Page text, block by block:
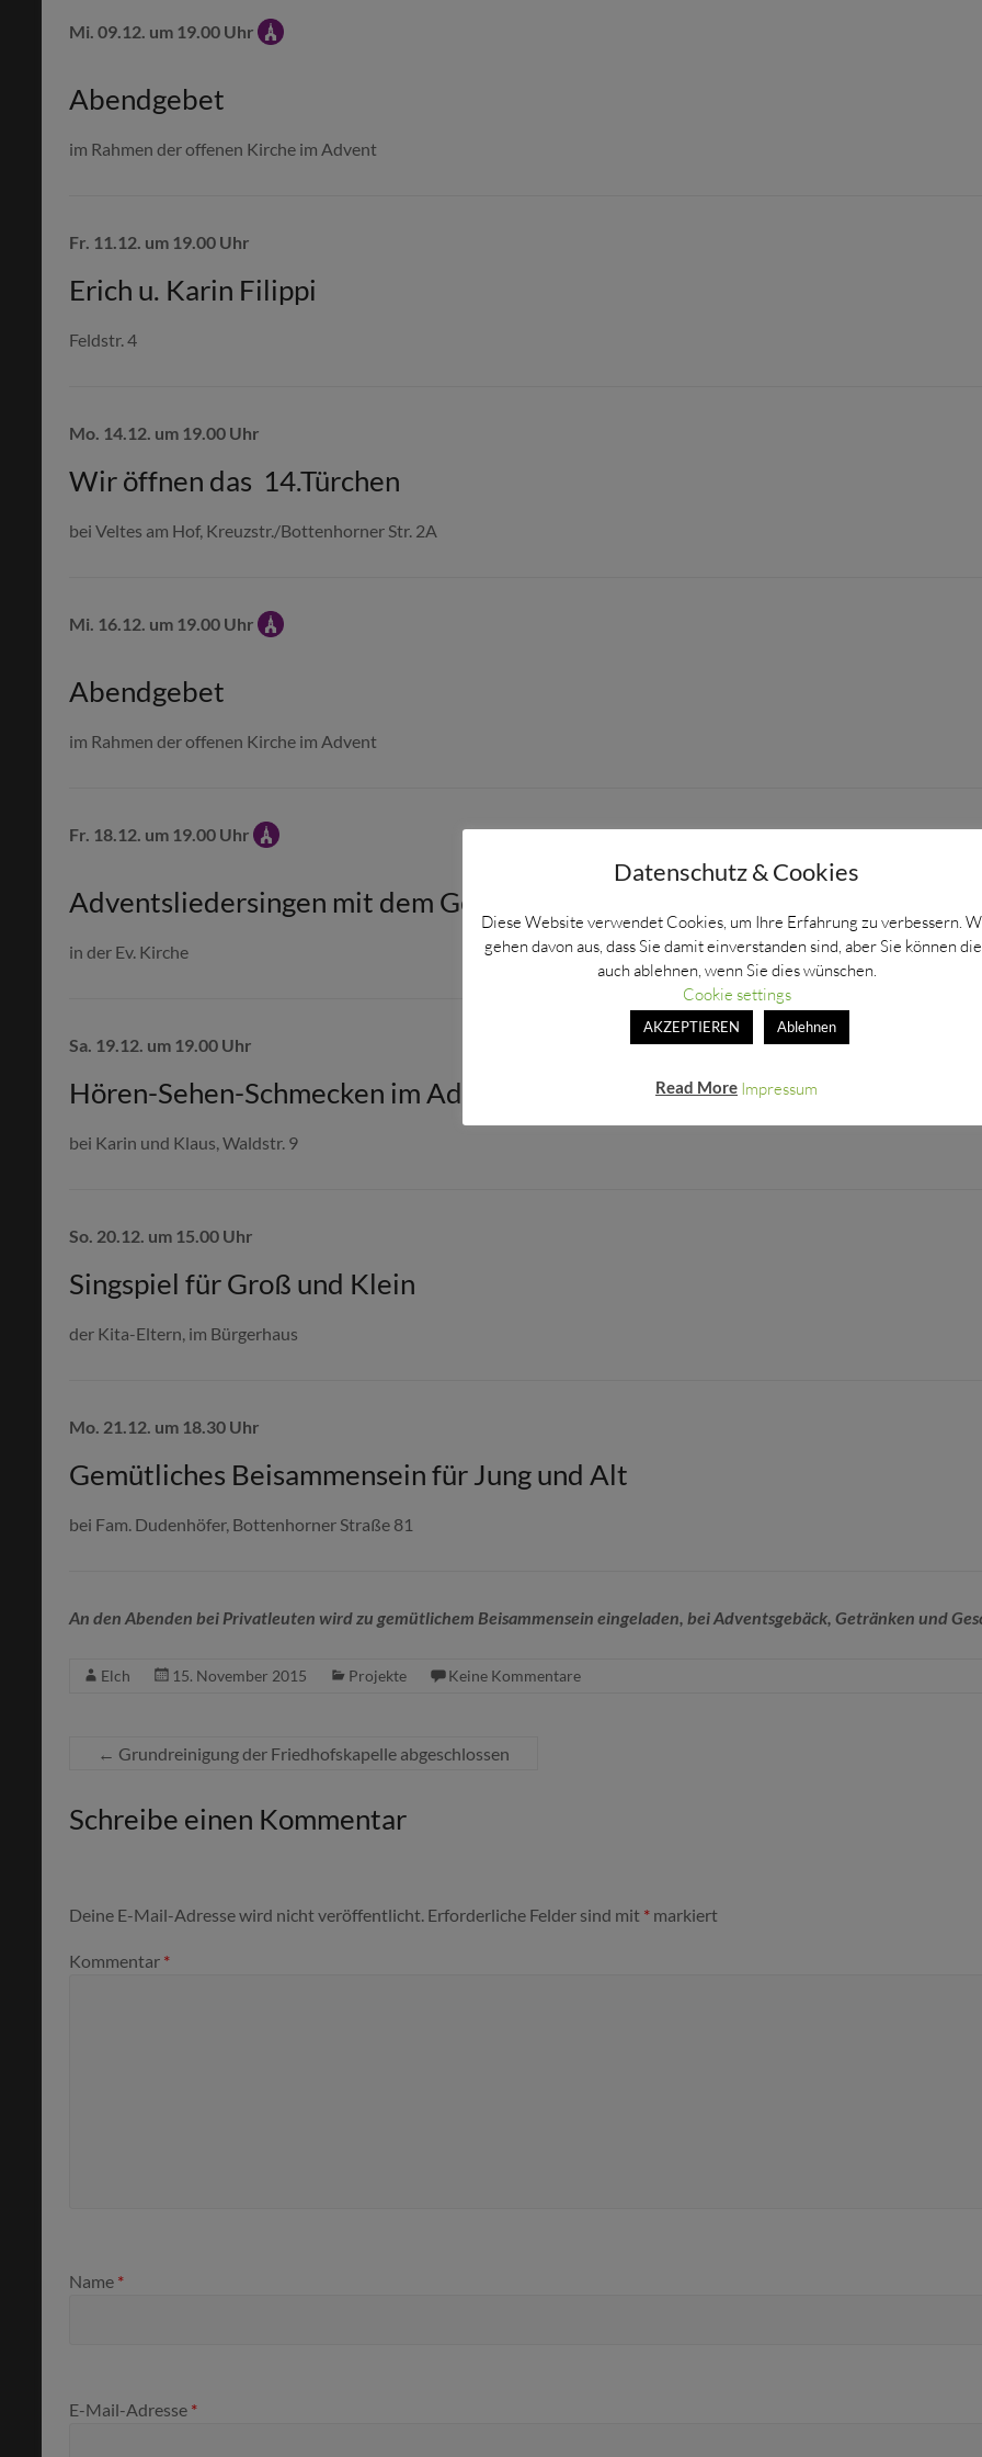
Mi. 09.12. um 19.00 Uhr
Abendgebet
im Rahmen der offenen Kirche im Advent
Fr. 11.12. um 19.00 Uhr
Erich u. Karin Filippi
Feldstr. 4
Mo. 14.12. um 19.00 Uhr
Wir öffnen das 14.Türchen
bei Veltes am Hof, Kreuzstr./Bottenhorner Str. 2A
Mi. 16.12. um 19.00 Uhr
Abendgebet
im Rahmen der offenen Kirche im Advent
Fr. 18.12. um 19.00 Uhr
Adventsliedersingen mit dem Gesangverein 1884 e.V.
in der Ev. Kirche
Sa. 19.12. um 19.00 Uhr
Hören-Sehen-Schmecken im Advent
bei Karin und Klaus, Waldstr. 9
So. 20.12. um 15.00 Uhr
Singspiel für Groß und Klein
der Kita-Eltern, im Bürgerhaus
Mo. 21.12. um 18.30 Uhr
Gemütliches Beisammensein für Jung und Alt
bei Fam. Dudenhöfer, Bottenhorner Straße 81
An den Abenden bei Privatleuten wird zu gemütlichem Beisammensein eingeladen, bei Adventsgebäck, Getränken und
Elch 15. November 2015 Projekte Keine Kommentare
← Grundreinigung der Friedhofskapelle abgeschlossen
Schreibe einen Kommentar
Deine E-Mail-Adresse wird nicht veröffentlicht. Erforderliche Felder sind mit * markiert
Kommentar *
Name *
E-Mail-Adresse *
Datenschutz & Cookies
Diese Website verwendet Cookies, um Ihre Erfahrung zu verbessern.
gehen davon aus, dass Sie damit einverstanden sind, aber Sie können
auch ablehnen, wenn Sie dies wünschen.
Cookie settings
AKZEPTIEREN Ablehnen
Read More Impressum